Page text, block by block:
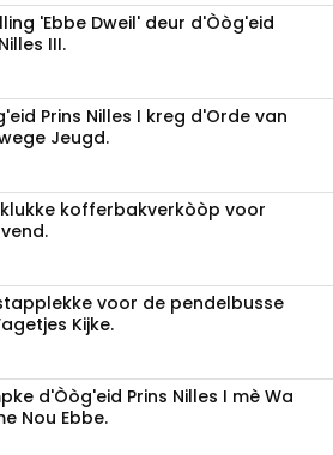
'Ebbe Dweil' deur d'Òòg'eid
III.
Prins Nilles I kreg d'Orde van
Jeugd.
kofferbakverkòòp voor
voor de pendelbusse
Kijke.
d'Òòg'eid Prins Nilles I mè Wa
Nou Ebbe.